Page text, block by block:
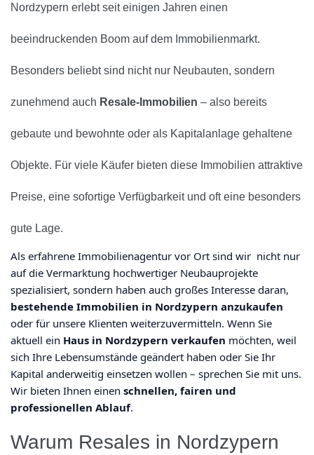
Nordzypern erlebt seit einigen Jahren einen
beeindruckenden Boom auf dem Immobilienmarkt.
Besonders beliebt sind nicht nur Neubauten, sondern
zunehmend auch Resale-Immobilien – also bereits
gebaute und bewohnte oder als Kapitalanlage gehaltene
Objekte. Für viele Käufer bieten diese Immobilien attraktive
Preise, eine sofortige Verfügbarkeit und oft eine besonders
gute Lage.
Als erfahrene Immobilienagentur vor Ort sind wir nicht nur
auf die Vermarktung hochwertiger Neubauprojekte
spezialisiert, sondern haben auch großes Interesse daran,
bestehende Immobilien in Nordzypern anzukaufen
oder für unsere Klienten weiterzuvermitteln. Wenn Sie
aktuell ein Haus in Nordzypern verkaufen möchten, weil
sich Ihre Lebensumstände geändert haben oder Sie Ihr
Kapital anderweitig einsetzen wollen – sprechen Sie mit uns.
Wir bieten Ihnen einen schnellen, fairen und
professionellen Ablauf.
Warum Resales in Nordzypern